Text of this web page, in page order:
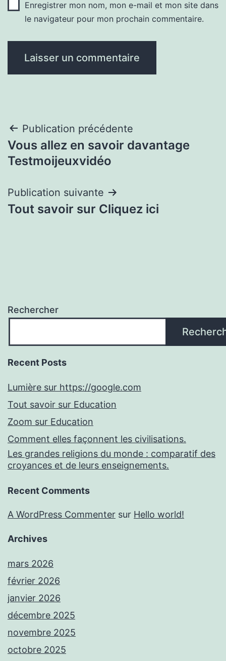
Enregistrer mon nom, mon e-mail et mon site dans
le navigateur pour mon prochain commentaire.
Navigation
de
Publication précédente
Vous allez en savoir davantage
Testmoijeuxvidéo
Publication suivante
Tout savoir sur Cliquez ici
Rechercher
Recent Posts
Lumière sur https://google.com
Tout savoir sur Education
Zoom sur Education
Comment elles façonnent les civilisations.
Les grandes religions du monde : comparatif des
croyances et de leurs enseignements.
Recent Comments
A WordPress Commenter sur Hello world!
Archives
mars 2026
février 2026
janvier 2026
décembre 2025
novembre 2025
octobre 2025